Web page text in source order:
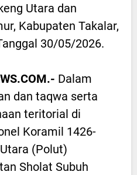
Utara dan
Kabupaten Takalar,
30/05/2026.
Dalam
dan taqwa serta
teritorial di
Koramil 1426-
(Polut)
Sholat Subuh